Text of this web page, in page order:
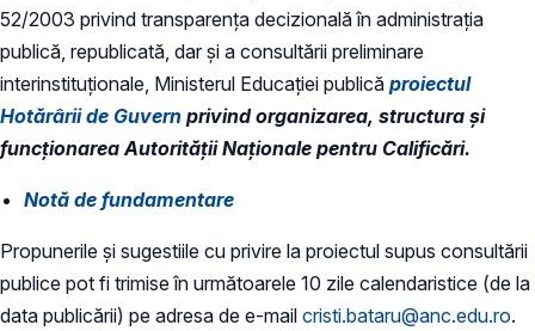
52/2003 privind transparenţa decizională în administraţia
publică, republicată, dar și a consultării preliminare
interinstituționale, Ministerul Educaţiei publică proiectul
Hotărârii de Guvern privind organizarea, structura şi
funcţionarea Autorităţii Naţionale pentru Calificări.
Notă de fundamentare
Propunerile și sugestiile cu privire la proiectul supus consultării
publice pot fi trimise în următoarele 10 zile calendaristice (de la
data publicării) pe adresa de e-mail cristi.bataru@anc.edu.ro.